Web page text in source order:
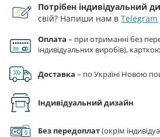
115
ОМБр
механізована
камуфляж-
кількість
Потрібен індивідуальний
свій? Напиши нам в Telegram
Оплата – при отриманні без
індивідуальних виробів),
Доставка – по Україні Новою
Індивідуальний дизайн
Без передоплат(окрім